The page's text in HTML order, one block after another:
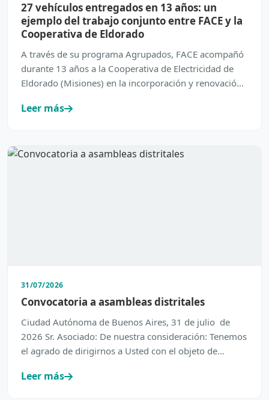
27 vehículos entregados en 13 años: un
ejemplo del trabajo conjunto entre FACE y la
Cooperativa de Eldorado
A través de su programa Agrupados, FACE acompañó
durante 13 años a la Cooperativa de Electricidad de
Eldorado (Misiones) en la incorporación y renovación
Leer más
31/07/2026
Convocatoria a asambleas distritales
Ciudad Autónoma de Buenos Aires, 31 de julio de
2026 Sr. Asociado: De nuestra consideración: Tenemos
el agrado de dirigirnos a Usted con el objeto de
Leer más